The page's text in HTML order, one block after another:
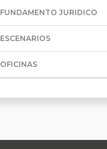
FUNDAMENTO JURIDICO
ESCENARIOS
OFICINAS